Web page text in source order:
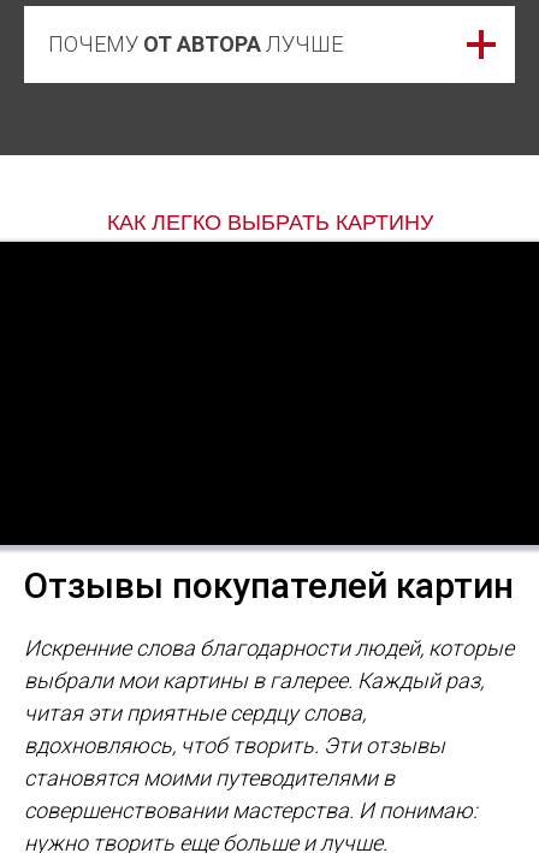
ПОЧЕМУ ОТ АВТОРА ЛУЧШЕ
КАК ЛЕГКО ВЫБРАТЬ КАРТИНУ
Отзывы покупателей картин
Искренние слова благодарности людей, которые
выбрали мои картины в галерее. Каждый раз,
читая эти приятные сердцу слова,
вдохновляюсь, чтоб творить. Эти отзывы
становятся моими путеводителями в
совершенствовании мастерства. И понимаю:
нужно творить еще больше и лучше.